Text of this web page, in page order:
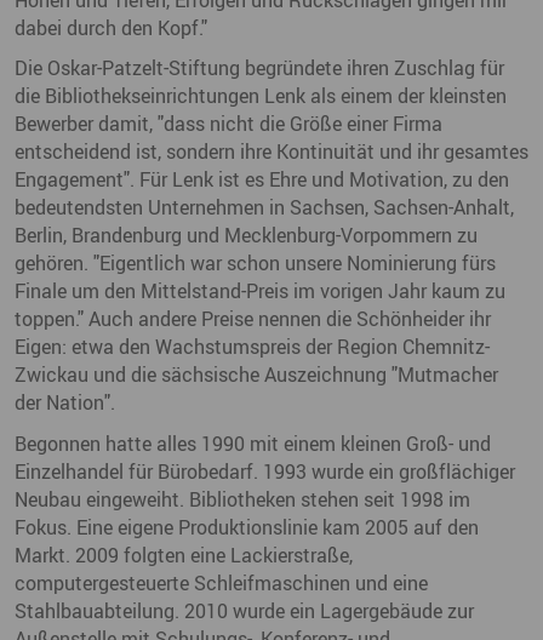
dabei durch den Kopf."
Die Oskar-Patzelt-Stiftung begründete ihren Zuschlag für
die Bibliothekseinrichtungen Lenk als einem der kleinsten
Bewerber damit, "dass nicht die Größe einer Firma
entscheidend ist, sondern ihre Kontinuität und ihr gesamtes
Engagement". Für Lenk ist es Ehre und Motivation, zu den
bedeutendsten Unternehmen in Sachsen, Sachsen-Anhalt,
Berlin, Brandenburg und Mecklenburg-Vorpommern zu
gehören. "Eigentlich war schon unsere Nominierung fürs
Finale um den Mittelstand-Preis im vorigen Jahr kaum zu
toppen." Auch andere Preise nennen die Schönheider ihr
Eigen: etwa den Wachstumspreis der Region Chemnitz-
Zwickau und die sächsische Auszeichnung "Mutmacher
der Nation".
Begonnen hatte alles 1990 mit einem kleinen Groß- und
Einzelhandel für Bürobedarf. 1993 wurde ein großflächiger
Neubau eingeweiht. Bibliotheken stehen seit 1998 im
Fokus. Eine eigene Produktionslinie kam 2005 auf den
Markt. 2009 folgten eine Lackierstraße,
computergesteuerte Schleifmaschinen und eine
Stahlbauabteilung. 2010 wurde ein Lagergebäude zur